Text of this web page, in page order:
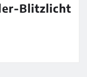
Blitzlicht